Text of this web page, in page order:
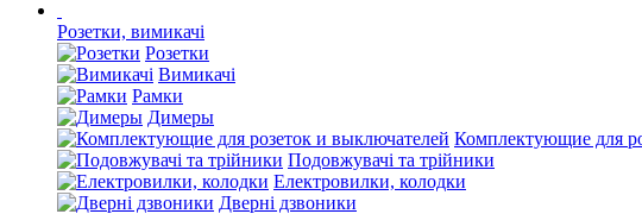
Розетки, вимикачі
Розетки
Вимикачі
Рамки
Димеры
Комплектующие для
Подовжувачі та трійники
Електровилки, колодки
Дверні дзвоники